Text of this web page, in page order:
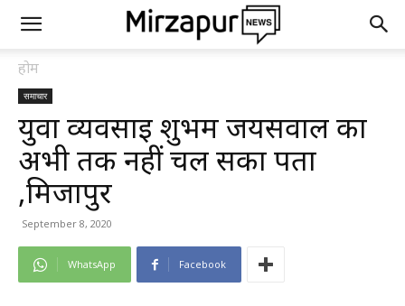
होम
समाचार
युवा व्यवसाई शुभम जयसवाल का
अभी तक नहीं चल सका पता
,मिर्जापुर
September 8, 2020
WhatsApp Facebook